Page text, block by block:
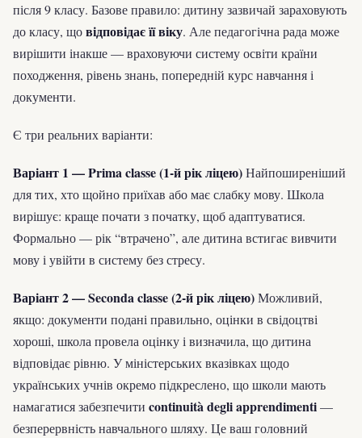
після 9 класу. Базове правило: дитину зазвичай зараховують
до класу, щовідповідає її віку. Але педагогічна рада може
вирішити інакше — враховуючи систему освіти країни
походження, рівень знань, попередній курс навчання і
документи.
Є три реальних варіанти:
Варіант 1 — Prima classe (1-й рік ліцею)Найпоширеніший
для тих, хто щойно приїхав або має слабку мову. Школа
вирішує: краще почати з початку, щоб адаптуватися.
Формально — рік “втрачено”, але дитина встигає вивчити
мову і увійти в систему без стресу.
Варіант 2 — Seconda classe (2-й рік ліцею)Можливий,
якщо: документи подані правильно, оцінки в свідоцтві
хороші, школа провела оцінку і визначила, що дитина
відповідає рівню. У міністерських вказівках щодо
українських учнів окремо підкреслено, що школи мають
намагатися забезпечити continuità degli apprendimenti—
безперервність навчального шляху. Це ваш головний